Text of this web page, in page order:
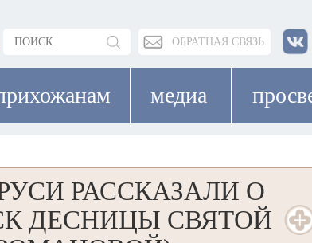
ОБРАТНАЯ СВЯЗЬ
медиа
РАССКАЗАЛИ О
ДЕСНИЦЫ СВЯТОЙ